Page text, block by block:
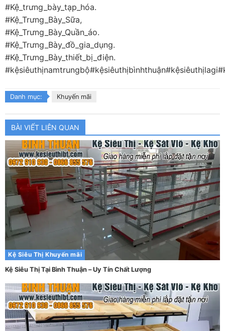
#Kệ_trưng_bày_tạp_hóa.
#Kệ_Trưng_Bày_Sữa,
#Kệ_Trưng_Bày_Quần_áo.
#Kệ_Trưng_Bày_đồ_gia_dụng.
#Kệ_Trưng_Bày_thiết_bị_điện.
#kệsiêuthịnamtrungbộ#kệsiêuthịbìnhthuận#kệsiêuthịlagi
Danh mục: Khuyến mãi
BÀI VIẾT LIÊN QUAN
Kệ Siêu Thị Khuyến mãi
Kệ Siêu Thị Tại Bình Thuận – Uy Tín Chất Lượng